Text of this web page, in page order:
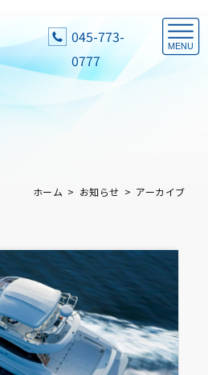
045-773-
0777
ホーム お知らせ アーカイブ